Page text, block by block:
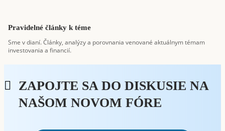
Pravidelné články k téme
Sme v dianí. Články, analýzy a porovnania venované aktuálnym témam
investovania a financií.
ZAPOJTE SA DO DISKUSIE NA
NAŠOM NOVOM FÓRE